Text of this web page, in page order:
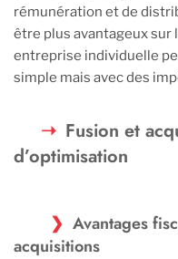
rémunération et de
être plus avantageux sur
entreprise individuelle
simple mais avec des
Fusion et
d’optimisation
Avantages
acquisitions